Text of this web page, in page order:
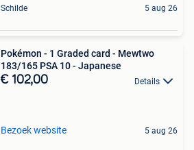
Schilde 5 aug 26
Pokémon - 1 Graded card - Mewtwo
183/165 PSA 10 - Japanese
€ 102,00 Details
Bezoek website 5 aug 26